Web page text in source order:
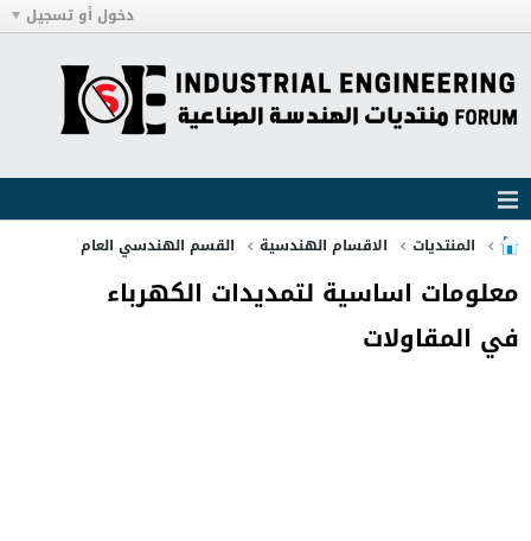
دخول أو تسجيل
المنتديات الاقسام الهندسية القسم الهندسي العام
معلومات اساسية لتمديدات الكهرباء
في المقاولات